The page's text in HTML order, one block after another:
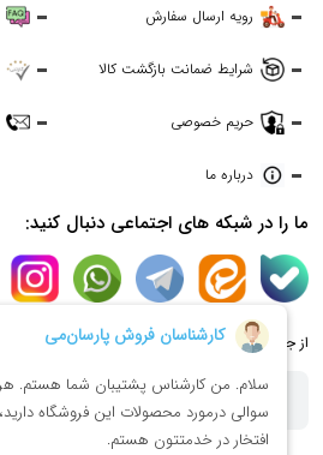
رویه ارسال سفارش
شرایط ضمانت بازگشت کالا
حریم خصوصی
درباره ما
ما را در شبکه های اجتماعی دنبال کنید:
از جدیدترین تخفیف ها با خبر شوید: